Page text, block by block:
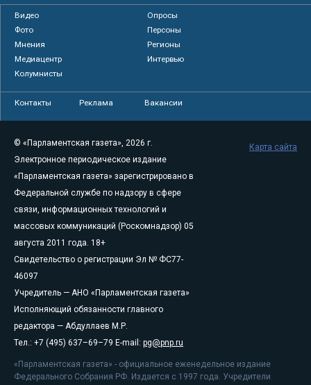
Видео
Опросы
Фото
Персоны
Мнения
Регионы
Медиацентр
Интервью
Колумнисты
Контакты Реклама Вакансии
© «Парламентская газета», 2026 г.
Электронное периодическое издание
«Парламентская газета» зарегистрировано в
Федеральной службе по надзору в сфере
связи, информационных технологий и
массовых коммуникаций (Роскомнадзор) 05
августа 2011 года. 18+
Свидетельство о регистрации Эл № ФС77-
46097
Учредитель — АНО «Парламентская газета»
Исполняющий обязанности главного
редактора — Абдуллаев М.Р.
Тел.: +7 (495) 637–69–79 E-mail: pg@pnp.ru
«Парламентская газета» - официальное еженедельное издание
Федерального Собрания РФ. Издается с 1997 года. Учредители
Карта сайта